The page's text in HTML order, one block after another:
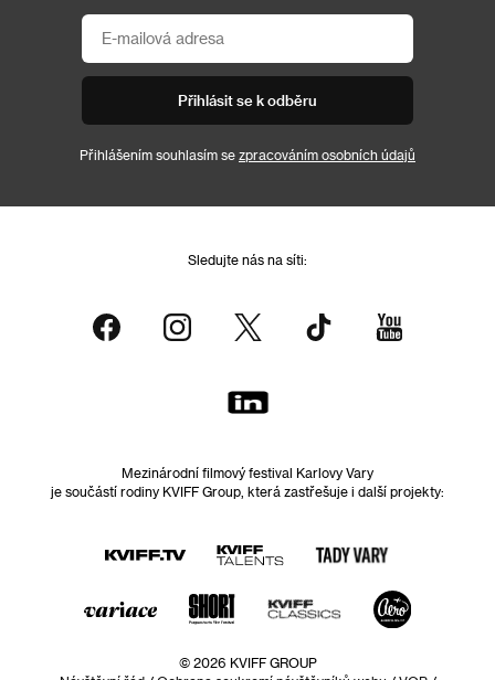
Přihlásit se k odběru
Přihlášením souhlasím se zpracováním osobních údajů
Sledujte nás na síti:
Mezinárodní filmový festival Karlovy Vary
je součástí rodiny KVIFF Group, která zastřešuje i další projekty:
© 2026 KVIFF GROUP